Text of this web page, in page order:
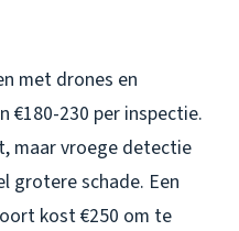
met drones en
€180-230 per inspectie.
maar vroege detectie
grotere schade. Een
kost €250 om te